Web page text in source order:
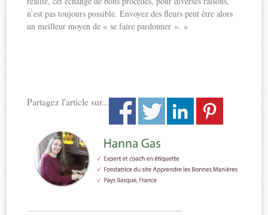
n’est pas toujours possible. Envoyez des fleurs peut être alors
un meilleur moyen de « se faire pardonner ». »
Partagez l'article sur...